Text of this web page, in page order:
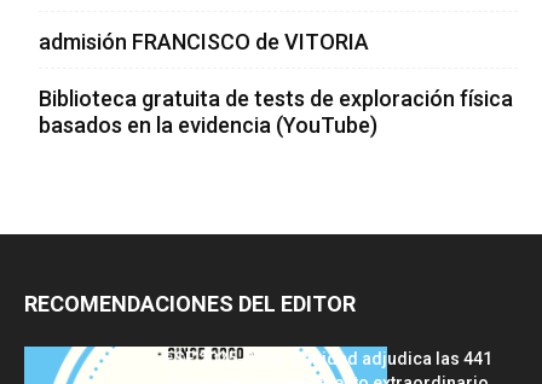
admisión FRANCISCO de VITORIA
Biblioteca gratuita de tests de exploración física
basados en la evidencia (YouTube)
RECOMENDACIONES DEL EDITOR
FSE 2025-2026: Sanidad adjudica las 441